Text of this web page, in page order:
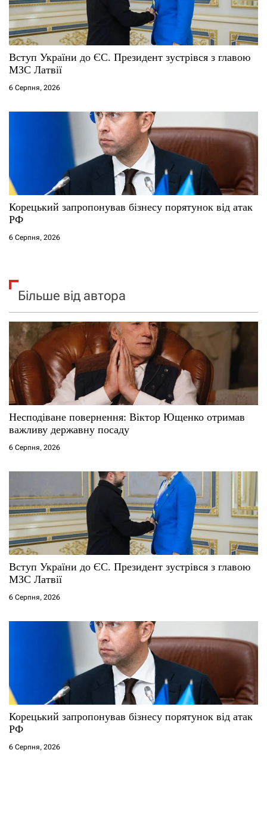
Вступ України до ЄС. Президент зустрівся з главою
МЗС Латвії
6 Серпня, 2026
Корецький запропонував бізнесу порятунок від атак
РФ
6 Серпня, 2026
Більше від автора
Несподіване повернення: Віктор Ющенко отримав
важливу державну посаду
6 Серпня, 2026
Вступ України до ЄС. Президент зустрівся з главою
МЗС Латвії
6 Серпня, 2026
Корецький запропонував бізнесу порятунок від атак
РФ
6 Серпня, 2026